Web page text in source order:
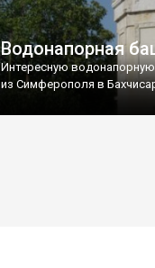
Водонапорная
Интересную
из Симферополя в